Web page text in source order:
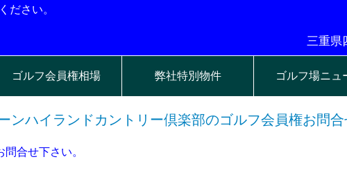
ださい。
三重県
ゴルフ会員権相場 弊社特別物件 ゴルフ場ニュ
ンハイランドカントリー倶楽部のゴルフ会員権お問
合せ下さい。